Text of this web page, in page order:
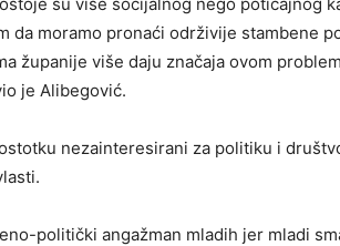
da moramo pronaći održivije stambene
županije više daju značaja ovom
je Alibegović.
nezainteresirani za politiku i
politički angažman mladih jer mladi